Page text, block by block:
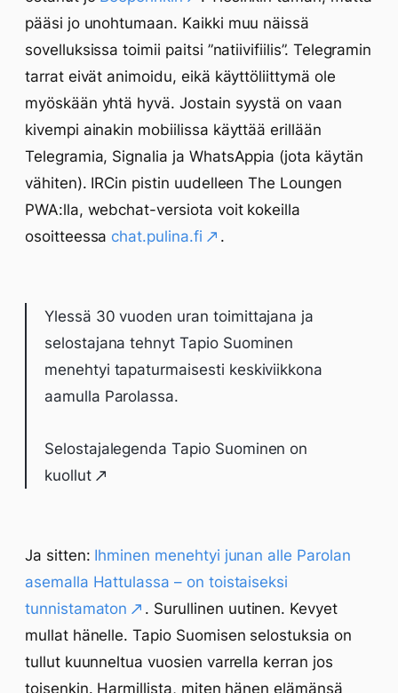
pääsi jo unohtumaan. Kaikki muu näissä
sovelluksissa toimii paitsi ”natiivifiilis”. Telegramin
tarrat eivät animoidu, eikä käyttöliittymä ole
myöskään yhtä hyvä. Jostain syystä on vaan
kivempi ainakin mobiilissa käyttää erillään
Telegramia, Signalia ja WhatsAppia (jota käytän
vähiten). IRCin pistin uudelleen The Loungen
PWA:lla, webchat-versiota voit kokeilla
osoitteessa chat.pulina.fi .
Ylessä 30 vuoden uran toimittajana ja
selostajana tehnyt Tapio Suominen
menehtyi tapaturmaisesti keskiviikkona
aamulla Parolassa.
Selostajalegenda Tapio Suominen on
kuollut
Ja sitten: Ihminen menehtyi junan alle Parolan
asemalla Hattulassa – on toistaiseksi
tunnistamaton
. Surullinen uutinen. Kevyet
mullat hänelle. Tapio Suomisen selostuksia on
tullut kuunneltua vuosien varrella kerran jos
toisenkin. Harmillista, miten hänen elämänsä